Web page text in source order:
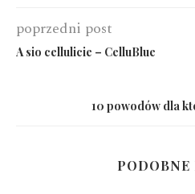
poprzedni post
A sio cellulicie – CelluBlue
10 powodów dla
PODOBNE